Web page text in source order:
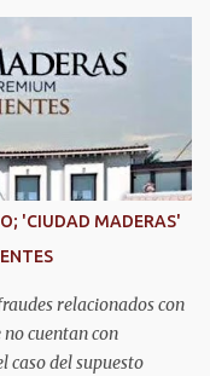
Este encuentro
e internacionales y
para intercambiar
avanzadas en la
señaló que este
operativa, la
los modelos
distinguen al C5i de
nacional en
el liderazgo de la
'CIUDAD MADERAS'
relacionados con
cuentan con
caso del supuesto